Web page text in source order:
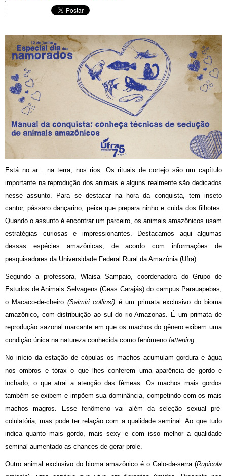
Está no ar... na terra, nos rios. Os rituais de cortejo são um capítulo
importante na reprodução dos animais e alguns realmente são dedicados
nesse assunto. Para se destacar na hora da conquista, tem inseto
cantor, pássaro dançarino, peixe que prepara ninho e cuida dos filhotes.
Quando o assunto é encontrar um parceiro, os animais amazônicos usam
estratégias curiosas e impressionantes. Destacamos aqui algumas
dessas espécies amazônicas, de acordo com informações de
pesquisadores da Universidade Federal Rural da Amazônia (Ufra).
Segundo a professora, Wlaisa Sampaio, coordenadora do Grupo de
Estudos de Animais Selvagens (Geas Carajás) do campus Parauapebas,
o Macaco-de-cheiro (Saimiri collinsi) é um primata exclusivo do bioma
amazônico, com distribuição ao sul do rio Amazonas. É um primata de
reprodução sazonal marcante em que os machos do gênero exibem uma
condição única na natureza conhecida como fenômeno fattening
No início da estação de cópulas os machos acumulam gordura e água
nos ombros e tórax o que lhes conferem uma aparência de gordo e
inchado, o que atrai a atenção das fêmeas. Os machos mais gordos
também se exibem e impõem sua dominância, competindo com os mais
machos magros. Esse fenômeno vai além da seleção sexual pré-
colulatória, mas pode ter relação com a qualidade seminal. Ao que tudo
indica quanto mais gordo, mais sexy e com isso melhor a qualidade
seminal aumentado as chances de gerar prole.
Outro animal exclusivo do bioma amazônico é o Galo-da-serra (Rupicola